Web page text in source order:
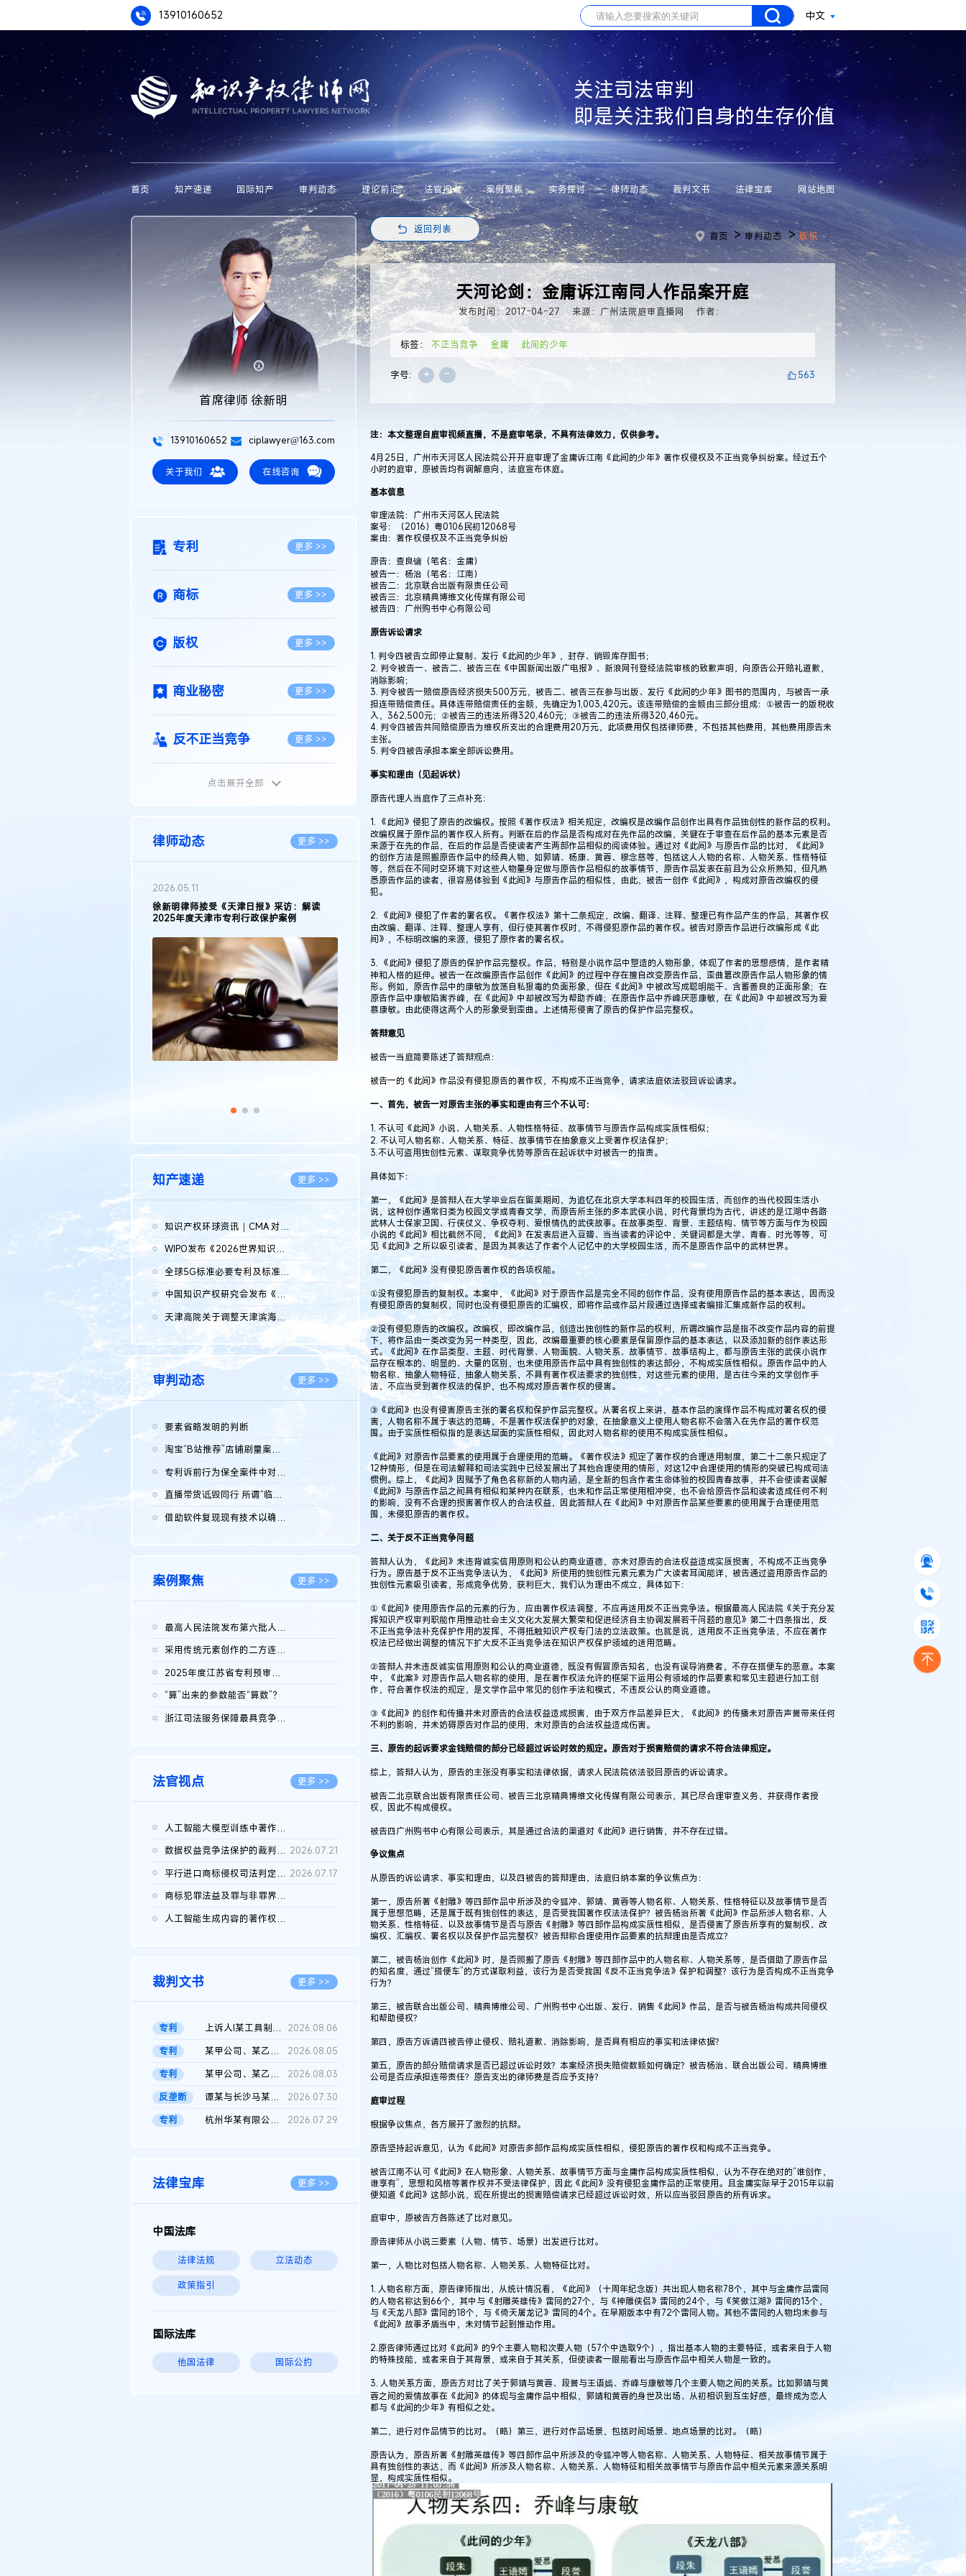
13910160652 中文
关注司法审判
即是关注我们自身的生存价值
首页 知产速递 国际知产 审判动态 理论前沿 法官视点 案例聚焦 实务探讨 律师动态 裁判文书 法律宝库 网站地图
首席律师 徐新明
13910160652 ciplawyer@163.com
关于我们 在线咨询
专利 更多 >>
商标 更多 >>
版权 更多 >>
商业秘密 更多 >>
反不正当竞争 更多 >>
植物新品种
地理标志 更多 >>
集成电路布图设计
传统文化 更多 >>
点击展开全部
律师动态 更多 >>
2026.05.11
徐新明律师接受《天津日报》采访：解读
2025年度天津市专利行政保护案例
2026.03.09
报》采访：技术革新下知识产权保护面临新
挑战与应对策略
2026.02.10
技有限公司技术合作开发合同纠纷案
知产速递 更多 >>
知识产权环球资讯｜CMA 对微软发起调查；批量搬运二手平台数据构...
WIPO发布《2026世界知识产权报告》 含报告全文
2026.05.14
全球5G标准必要专利及标准提案研究报告（2026年）全文发布
2026.05.08
中国知识产权研究会发布《2025年度中国企业海外知识产权纠纷调查...
天津高院关于调整天津滨海高新技术产业开发区华苑科技园一审普通...
2026.08.07
审判动态 更多 >>
要素省略发明的判断
淘宝“B站推荐”店铺刷量案维持原判，两被告连带赔偿150万元
专利诉前行为保全案件中对仿制药申请人曾作出三类声明的考量及违...
直播带货诋毁同行 所谓“临场发挥”不免责
借助软件复现现有技术以确认相关参数特征是否被公开
案例聚焦 更多 >>
最高人民法院发布第六批人民法院种业知识产权司法保护典型案例 含...
采用传统元素创作的二方连续装饰图案作品的独创性及侵权对比认定
2025年度江苏省专利预审典型案例
“算”出来的参数能否“算数”？
浙江司法服务保障最具竞争力营商环境建设典型案例（第二批）含侵...
法官视点 更多 >>
人工智能大模型训练中著作权的合理使用
2026.07.28
数据权益竞争法保护的裁判路径构建 2026.07.21
平行进口商标侵权司法判定规则的困境与纾解 2026.07.17
商标犯罪法益及罪与非罪界限研究
人工智能生成内容的著作权司法认定：演进逻辑、现实困境与规则建...
裁判文书 更多 >>
专利 上诉人I某工具制品有限公司与被上诉人程某及一审被告中华人民共和...
2026.08.06
专利
某甲公司、某乙公司、某丙公司申请诉前行为保全复议裁定书
2026.08.05
专利
某甲公司、某乙公司、官某与某丙公司专利申请权权属纠纷 二审判决...
2026.08.03
反垄断
谭某与长沙马某堆农产品股份有限公司滥用市场支配地位纠纷二审裁...
2026.07.30
专利
杭州华某有限公司与菲某有限公司侵害发明专利权纠纷 2026.07.29
法律宝库 更多 >>
中国法库
法律法规 立法动态
政策指引
国际法库
他国法律 国际公约
返回列表
首页 >审判动态 >版权
天河论剑：金庸诉江南同人作品案开庭
发布时间：2017-04-27 来源：广州法院庭审直播网 作者：
标签： 不正当竞争 金庸 此间的少年
字号: + - 563
注：本文整理自庭审视频直播，不是庭审笔录，不具有法律效力，仅供参考。
4月25日，广州市天河区人民法院公开开庭审理了金庸诉江南《此间的少年》著作权侵权及不正当竞争纠纷案。经过五个
小时的庭审，原被告均有调解意向，法庭宣布休庭。
基本信息
审理法院：广州市天河区人民法院
案号：（2016）粤0106民初12068号
案由：著作权侵权及不正当竞争纠纷
原告：查良镛（笔名：金庸）
被告一：杨治（笔名：江南）
被告二：北京联合出版有限责任公司
被告三：北京精典博维文化传媒有限公司
被告四：广州购书中心有限公司
原告诉讼请求
1. 判令四被告立即停止复制、发行《此间的少年》，封存、销毁库存图书；
2. 判令被告一、被告二、被告三在《中国新闻出版广电报》、新浪网刊登经法院审核的致歉声明，向原告公开赔礼道歉，
消除影响；
3. 判令被告一赔偿原告经济损失500万元，被告二、被告三在参与出版、发行《此间的少年》图书的范围内，与被告一承
担连带赔偿责任。具体连带赔偿责任的金额，先确定为1,003,420元。该连带赔偿的金额由三部分组成：①被告一的版税收
入，362,500元；②被告三的违法所得320,460元；③被告二的违法所得320,460元。
4. 判令四被告共同赔偿原告为维权所支出的合理费用20万元，此项费用仅包括律师费，不包括其他费用，其他费用原告未
主张。
5. 判令四被告承担本案全部诉讼费用。
事实和理由（见起诉状）
原告代理人当庭作了三点补充：
1. 《此间》侵犯了原告的改编权。按照《著作权法》相关规定，改编权是改编作品创作出具有作品独创性的新作品的权利。
改编权属于原作品的著作权人所有。判断在后的作品是否构成对在先作品的改编，关键在于审查在后作品的基本元素是否
来源于在先的作品，在后的作品是否使读者产生两部作品相似的阅读体验。通过对《此间》与原告作品的比对，《此间》
的创作方法是照搬原告作品中的经典人物，如郭靖、杨康、黄蓉、穆念慈等，包括这人人物的名称、人物关系、性格特征
等，然后在不同时空环境下对这些人物量身定做与原告作品相似的故事情节，原告作品发表在前且为公众所熟知，但凡熟
悉原告作品的读者，很容易体验到《此间》与原告作品的相似性，由此，被告一创作《此间》，构成对原告改编权的侵
犯。
2. 《此间》侵犯了作者的署名权。《著作权法》第十二条规定，改编、翻译、注释、整理已有作品产生的作品，其著作权
由改编、翻译、注释、整理人享有，但行使其著作权时，不得侵犯原作品的著作权。被告对原告作品进行改编形成《此
间》，不标明改编的来源，侵犯了原作者的署名权。
3. 《此间》侵犯了原告的保护作品完整权。作品，特别是小说作品中塑造的人物形象，体现了作者的思想感情，是作者精
神和人格的延伸。被告一在改编原告作品创作《此间》的过程中存在擅自改变原告作品，歪曲篡改原告作品人物形象的情
形。例如，原告作品中的康敏为放荡自私狠毒的负面形象，但在《此间》中被改写成聪明能干、含蓄善良的正面形象；在
原告作品中康敏陷害乔峰，在《此间》中却被改写为帮助乔峰；在原告作品中乔峰厌恶康敏，在《此间》中却被改写为爱
慕康敏。由此使得这两个人的形象受到歪曲。上述情形侵害了原告的保护作品完整权。
答辩意见
被告一当庭简要陈述了答辩观点：
被告一的《此间》作品没有侵犯原告的著作权，不构成不正当竞争，请求法庭依法驳回诉讼请求。
一、首先，被告一对原告主张的事实和理由有三个不认可：
1. 不认可《此间》小说、人物关系、人物性格特征、故事情节与原告作品构成实质性相似；
2. 不认可人物名称、人物关系、特征、故事情节在抽象意义上受著作权法保护；
3.不认可盗用独创性元素、谋取竞争优势等原告在起诉状中对被告一的指责。
具体如下：
第一，《此间》是答辩人在大学毕业后在留美期间，为追忆在北京大学本科四年的校园生活，而创作的当代校园生活小
说，这种创作通常归类为校园文学或青春文学，而原告所主张的多本武侠小说，时代背景均为古代，讲述的是江湖中各路
武林人士保家卫国、行侠仗义、争权夺利、爱恨情仇的武侠故事。在故事类型、背景、主题结构、情节等方面与作为校园
小说的《此间》相比截然不同，《此间》在发表后进入豆瓣、当当读者的评论中，关键词都是大学、青春、时光等等，可
见《此间》之所以吸引读者，是因为其表达了作者个人记忆中的大学校园生活，而不是原告作品中的武林世界。
第二，《此间》没有侵犯原告著作权的各项权能。
①没有侵犯原告的复制权。本案中，《此间》对于原告作品是完全不同的创作作品，没有使用原告作品的基本表达，因而没
有侵犯原告的复制权，同时也没有侵犯原告的汇编权，即将作品或作品片段通过选择或者编排汇集成新作品的权利。
②没有侵犯原告的改编权。改编权，即改编作品，创造出独创性的新作品的权利，所谓改编作品是指不改变作品内容的前提
下，将作品由一类改变为另一种类型，因此，改编最重要的核心要素是保留原作品的基本表达，以及添加新的创作表达形
式。《此间》在作品类型、主题、时代背景、人物面貌、人物关系、故事情节、故事结构上，都与原告主张的武侠小说作
品存在根本的、明显的、大量的区别，也未使用原告作品中具有独创性的表达部分，不构成实质性相似。原告作品中的人
物名称、抽象人物特征，抽象人物关系，不具有著作权法要求的独创性，对这些元素的使用，是古往今来的文学创作手
法，不应当受到著作权法的保护，也不构成对原告著作权的侵害。
③《此间》也没有侵害原告主张的署名权和保护作品完整权。从署名权上来讲，基本作品的演绎作品不构成对署名权的侵
害，人物名称不属于表达的范畴，不是著作权法保护的对象，在抽象意义上使用人物名称不会落入在先作品的著作权范
围。由于实质性相似指的是表达层面的实质性相似，因此对人物名称的使用不构成实质性相似。
《此间》对原告作品要素的使用属于合理使用的范畴。《著作权法》规定了著作权的合理适用制度，第二十二条只规定了
12种情形，但是在司法解释和司法实践中已经发展出了其他合理使用的情形，对这12中合理使用的情形的突破已构成司法
惯例。综上，《此间》因赋予了角色名称新的人物内涵，是全新的包含作者生命体验的校园青春故事，并不会使读者误解
《此间》与原告作品之间具有相似和某种内在联系，也未和作品正常使用相冲突，也不会给原告作品和读者造成任何不利
的影响，没有不合理的损害著作权人的合法权益，因此答辩人在《此间》中对原告作品某些要素的使用属于合理使用范
围，未侵犯原告的著作权。
二、关于反不正当竞争问题
答辩人认为，《此间》未违背诚实信用原则和公认的商业道德，亦未对原告的合法权益造成实质损害，不构成不正当竞争
行为。原告基于反不正当竞争法认为，《此间》所使用的独创性元素元素为广大读者耳闻能详，被告通过盗用原告作品的
独创性元素吸引读者，形成竞争优势，获利巨大，我们认为理由不成立，具体如下：
①《此间》使用原告作品的元素的行为，应由著作权法调整，不应再适用反不正当竞争法。根据最高人民法院《关于充分发
挥知识产权审判职能作用推动社会主义文化大发展大繁荣和促进经济自主协调发展若干问题的意见》第二十四条指出，反
不正当竞争法补充保护作用的发挥，不得抵触知识产权专门法的立法政策。也就是说，适用反不正当竞争法，不应在著作
权法已经做出调整的情况下扩大反不正当竞争法在知识产权保护领域的适用范畴。
②答辩人并未违反诚实信用原则和公认的商业道德，既没有假冒原告知名，也没有误导消费者，不存在搭便车的恶意。本案
中，《此案》对原告作品人物名称的使用，是在著作权法允许的框架下运用公有领域的作品要素和常见主题进行加工创
作，符合著作权法的规定，是文学作品中常见的创作手法和模式，不违反公认的商业道德。
③《此间》的创作和传播并未对原告的合法权益造成损害，由于双方作品差异巨大，《此间》的传播未对原告声誉带来任何
不利的影响，并未妨碍原告对作品的使用，未对原告的合法权益造成伤害。
三、原告的起诉要求金钱赔偿的部分已经超过诉讼时效的规定。原告对于损害赔偿的请求不符合法律规定。
综上，答辩人认为，原告的主张没有事实和法律依据，请求人民法院依法驳回原告的诉讼请求。
被告二北京联合出版有限责任公司、被告三北京精典博维文化传媒有限公司表示，其已尽合理审查义务，并获得作者授
权，因此不构成侵权。
被告四广州购书中心有限公司表示，其是通过合法的渠道对《此间》进行销售，并不存在过错。
争议焦点
从原告的诉讼请求、事实和理由，以及四被告的答辩理由，法庭归纳本案的争议焦点为：
第一，原告所著《射雕》等四部作品中所涉及的令狐冲、郭靖、黄蓉等人物名称、人物关系、性格特征以及故事情节是否
属于思想范畴，还是属于既有独创性的表达，是否受我国著作权法法保护？被告杨治所著《此间》作品所涉人物名称、人
物关系、性格特征、以及故事情节是否与原告《射雕》等四部作品构成实质性相似，是否侵害了原告所享有的复制权、改
编权、汇编权、署名权以及保护作品完整权？被告辩称合理使用作品要素的抗辩理由是否成立？
第二，被告杨治创作《此间》时，是否照搬了原告《射雕》等四部作品中的人物名称、人物关系等，是否借助了原告作品
的知名度，通过“搭便车”的方式谋取利益，该行为是否受我国《反不正当竞争法》保护和调整？该行为是否构成不正当竞争
行为？
第三，被告联合出版公司、精典博维公司、广州购书中心出版、发行、销售《此间》作品，是否与被告杨治构成共同侵权
和帮助侵权？
第四，原告方诉请四被告停止侵权、赔礼道歉、消除影响，是否具有相应的事实和法律依据？
第五，原告的部分赔偿请求是否已超过诉讼时效？本案经济损失赔偿数额如何确定？被告杨治、联合出版公司、精典博维
公司是否应承担连带责任？原告支出的律师费是否应予支持？
庭审过程
根据争议焦点，各方展开了激烈的抗辩。
原告坚持起诉意见，认为《此间》对原告多部作品构成实质性相似，侵犯原告的著作权和构成不正当竞争。
被告江南不认可《此间》在人物形象、人物关系、故事情节方面与金庸作品构成实质性相似，认为不存在绝对的“谁创作，
谁享有”，思想和风格等著作权并不受法律保护，因此《此间》没有侵犯金庸作品的正常使用。且金庸实际早于2015年以前
便知道《此间》这部小说，现在所提出的损害赔偿请求已经超过诉讼时效，所以应当驳回原告的所有诉求。
庭审中，原被告方各陈述了比对意见。
原告律师从小说三要素（人物、情节、场景）出发进行比对。
第一，人物比对包括人物名称、人物关系、人物特征比对。
1. 人物名称方面，原告律师指出，从统计情况看，《此间》（十周年纪念版）共出现人物名称78个，其中与金庸作品雷同
的人物名称达到66个，其中与《射雕英雄传》雷同的27个，与《神雕侠侣》雷同的24个，与《笑傲江湖》雷同的13个，
与《天龙八部》雷同的18个，与《倚天屠龙记》雷同的4个。在早期版本中有72个雷同人物。其他不雷同的人物均未参与
《此间》故事矛盾当中，未对情节起到推动作用。
2.原告律师通过比对《此间》的9个主要人物和次要人物（57个中选取9个），指出基本人物的主要特征，或者来自于人物
的特殊技能，或者来自于其背景，或来自于其关系，但使读者一眼能看出与原告作品中相关人物是一致的。
3. 人物关系方面，原告方对比了关于郭靖与黄蓉、段誉与王语嫣、乔峰与康敏等几个主要人物之间的关系。比如郭靖与黄
蓉之间的爱情故事在《此间》的体现与金庸作品中相似，郭靖和黄蓉的身世及出场、从初相识到互生好感，最终成为恋人
都与《此间的少年》有相似之处。
第二，进行对作品情节的比对。（略）第三，进行对作品场景，包括时间场景、地点场景的比对。（略）
原告认为，原告所著《射雕英雄传》等四部作品中所涉及的令狐冲等人物名称、人物关系、人物特征、相关故事情节属于
具有独创性的表达，而《此间》所涉及人物名称、人物关系、人物特征和相关故事情节与原告作品中相关元素来源关系明
显，构成实质性相似。